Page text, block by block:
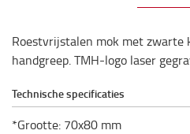
Roestvrijstalen mok met zwarte
handgreep. TMH-logo laser
Technische specificaties
*Grootte: 70x80 mm